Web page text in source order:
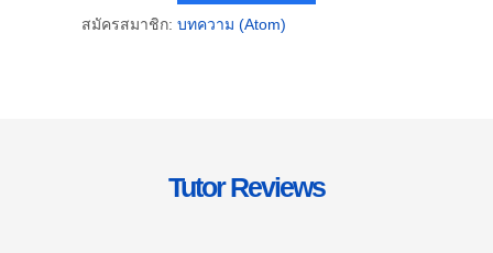
สมัครสมาชิก: บทความ (Atom)
Tutor Reviews